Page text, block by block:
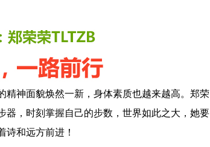
精神面貌焕然一新，身体素质也越来越高。郑荣
器，时刻掌握自己的步数，世界如此之大，她要
诗和远方前进！